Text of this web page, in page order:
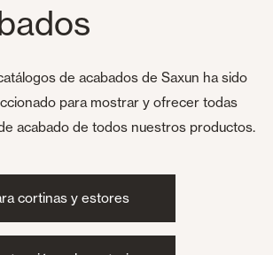
de acabados de Saxun ha sido
para mostrar y ofrecer todas
acabado de todos nuestros productos.
cortinas y estores